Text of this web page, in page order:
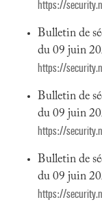
https://
Bulletin de
du 09 juin
https://
Bulletin de
du 09 juin
https://
Bulletin de
du 09 juin
https://